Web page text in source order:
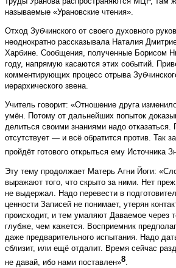
называемые «Урановские чтения».
Отход Зубчинского от своего духовного
неоднократно рассказывала Наталия
Харбине. Сообщения, полученные Борисом
году, напрямую касаются этих событий.
комментирующих процесс отрыва
иерархического звена.
Учитель говорит: «Отношение друга
умён. Потому от дальнейших попыток
делиться своими знаниями надо
отсутствует — и всё обратится против. Так
пройдёт готового открыться ему Источника
Эту тему продолжает Матерь Агни Йоги:
выражают того, что скрыто за ними. Нет
не выдержал. Надо перевести в
ценности Записей не понимает, утерян
происходит, и тем умаляют Даваемое через
глубже, чем кажется. Восприемник
даже предварительного испытания. Надо
сблизит, или ещё отдалит. Время сейчас
не давай, ибо нами поставлен»8.